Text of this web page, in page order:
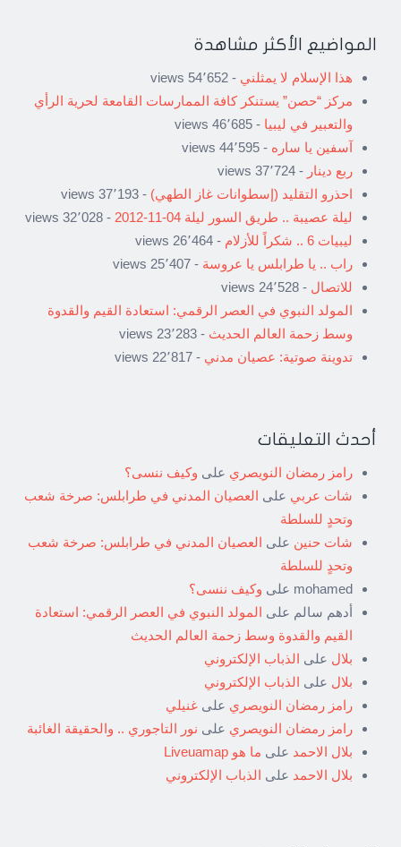
المواضيع الأكثر مشاهدة
هذا الإسلام لا يمثلني - 54٬652 views
مركز “حصن” يستنكر كافة الممارسات القامعة لحرية الرأي
والتعبير في ليبيا - 46٬685 views
آسفين يا ساره - 44٬595 views
ربع دينار - 37٬724 views
احذرو التقليد (إسطوانات غاز الطهي) - 37٬193 views
ليلة عصيبة .. طريق السور ليلة 04-11-2012
- 32٬028 views
ليبيات 6 .. شكراً للأزلام
- 26٬464 views
راب .. يا طرابلس يا عروسة - 25٬407 views
للاتصال - 24٬528 views
المولد النبوي في العصر الرقمي: استعادة القيم والقدوة
وسط زحمة العالم الحديث - 23٬283 views
تدوينة صوتية: عصيان مدني - 22٬817 views
أحدث التعليقات
رامز رمضان النويصري على وكيف ننسى؟
شات عربي على العصيان المدني في طرابلس: صرخة شعب
وتحدٍ للسلطة
شات حنين على العصيان المدني في طرابلس: صرخة شعب
وتحدٍ للسلطة
mohamed على وكيف ننسى؟
أدهم سالم على المولد النبوي في العصر الرقمي: استعادة
القيم والقدوة وسط زحمة العالم الحديث
بلال على الذباب الإلكتروني
بلال على الذباب الإلكتروني
رامز رمضان النويصري على غنيلي
رامز رمضان النويصري على نور التاجوري .. والحقيقة الغائبة
بلال الاحمد على ما هو Liveuamap
بلال الاحمد على الذباب الإلكتروني